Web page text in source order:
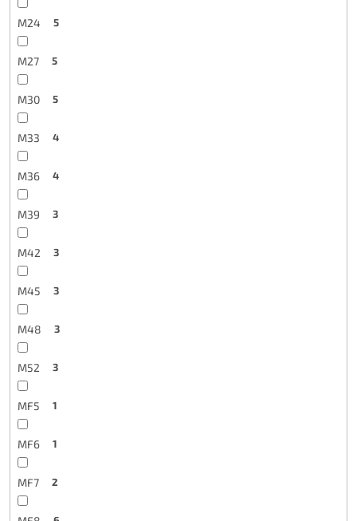
M24 5
M27 5
M30 5
M33 4
M36 4
M39 3
M42 3
M45 3
M48 3
M52 3
MF5 1
MF6 1
MF7 2